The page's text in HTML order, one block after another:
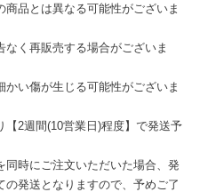
品とは異なる可能性がございま
く再販売する場合がございま
い傷が生じる可能性がございま
2週間(10営業日)程度】で発送予
時にご注文いただいた場合、発
発送となりますので、予めご了